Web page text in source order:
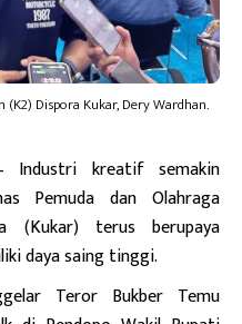
(K2) Dispora Kukar, Dery Wardhan.
kreatif semakin
Pemuda dan Olahraga
(Kukar) terus berupaya
daya saing tinggi.
Teror Bukber Temu